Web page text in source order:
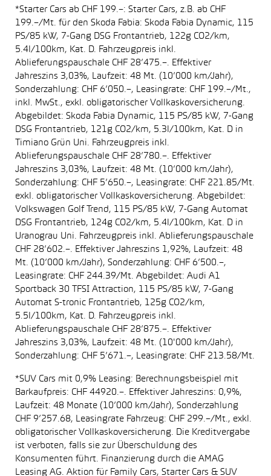
*Starter Cars ab CHF 199.–: Starter Cars, z.B. ab CHF
199.–/Mt. für den Skoda Fabia: Skoda Fabia Dynamic, 115
PS/85 kW, 7-Gang DSG Frontantrieb, 122g CO2/km,
5.4l/100km, Kat. D. Fahrzeugpreis inkl.
Ablieferungspauschale CHF 28’475.–. Effektiver
Jahreszins 3,03%, Laufzeit: 48 Mt. (10’000 km/Jahr),
Sonderzahlung: CHF 6’050.–, Leasingrate: CHF 199.–/Mt.,
inkl. MwSt., exkl. obligatorischer Vollkaskoversicherung.
Abgebildet: Skoda Fabia Dynamic, 115 PS/85 kW, 7-Gang
DSG Frontantrieb, 121g CO2/km, 5.3l/100km, Kat. D in
Timiano Grün Uni. Fahrzeugpreis inkl.
Ablieferungspauschale CHF 28’780.–. Effektiver
Jahreszins 3,03%, Laufzeit: 48 Mt. (10’000 km/Jahr),
Sonderzahlung: CHF 5’650.–, Leasingrate: CHF 221.85/Mt.
exkl. obligatorischer Vollkaskoversicherung. Abgebildet:
Volkswagen Golf Trend, 115 PS/85 kW, 7-Gang Automat
DSG Frontantrieb, 124g CO2/km, 5.4l/100km, Kat. D in
Uranograu Uni. Fahrzeugpreis inkl. Ablieferungspauschale
CHF 28’602.–. Effektiver Jahreszins 1,92%, Laufzeit: 48
Mt. (10’000 km/Jahr), Sonderzahlung: CHF 6’500.–,
Leasingrate: CHF 244.39/Mt. Abgebildet: Audi A1
Sportback 30 TFSI Attraction, 115 PS/85 kW, 7-Gang
Automat S-tronic Frontantrieb, 125g CO2/km,
5.5l/100km, Kat. D. Fahrzeugpreis inkl.
Ablieferungspauschale CHF 28’875.–. Effektiver
Jahreszins 3,03%, Laufzeit: 48 Mt. (10'000 km/Jahr),
Sonderzahlung: CHF 5’671.–, Leasingrate: CHF 213.58/Mt.
*SUV Cars mit 0,9% Leasing: Berechnungsbeispiel mit
Barkaufpreis: CHF 44920.–. Effektiver Jahreszins: 0,9%,
Laufzeit: 48 Monate (10’000 km/Jahr), Sonderzahlung
CHF 9’257.68, Leasingrate Fahrzeug: CHF 299.–/Mt., exkl.
obligatorischer Vollkaskoversicherung. Die Kreditvergabe
ist verboten, falls sie zur Überschuldung des
Konsumenten führt. Finanzierung durch die AMAG
Leasing AG. Aktion für Family Cars, Starter Cars & SUV